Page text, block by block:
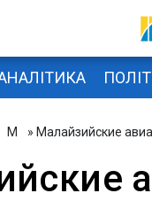
М » Малайзийские